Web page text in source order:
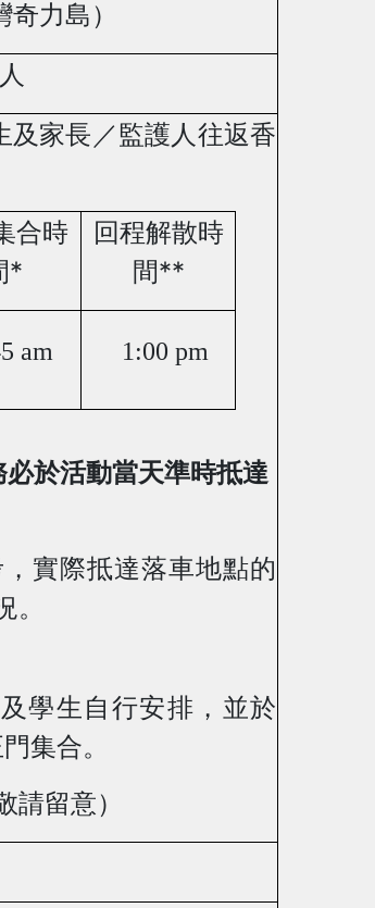
力島）
及家長／監護人往返香
合時
*
回程解散時
間**
am 1:00 pm
必於活動當天準時抵達
實際抵達落車地點的
。
學生自行安排，並於
集合。
請留意）